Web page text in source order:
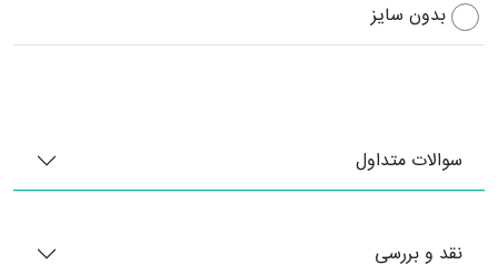
بدون سایز
سوالات متداول
نقد و بررسی